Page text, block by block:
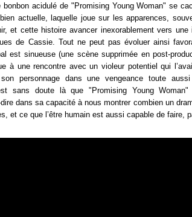
bonbon acidulé de "Promising Young Woman" se
actuelle, laquelle joue sur les apparences,
et cette histoire avancer inexorablement vers
de Cassie. Tout ne peut pas évoluer ainsi
est sinueuse (une scène supprimée en post-
à une rencontre avec un violeur potentiel qui
personnage dans une vengeance toute
sans doute là que "Promising Young
dire dans sa capacité à nous montrer combien un
et ce que l’être humain est aussi capable de faire,